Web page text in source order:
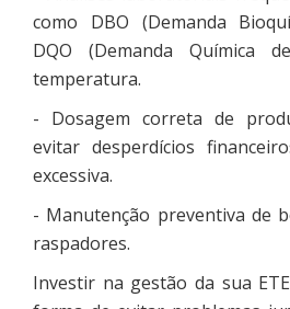
como DBO (Demanda
DQO (Demanda Química
temperatura.
- Dosagem correta de
evitar desperdícios
excessiva.
- Manutenção preventiva de
raspadores.
Investir na gestão da sua